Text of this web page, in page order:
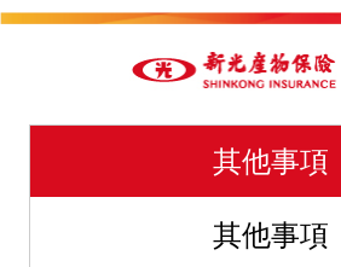
其他事項
其他事項